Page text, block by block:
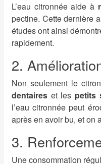
L’eau citronnée aide à
pectine. Cette dernière
études ont ainsi
rapidement.
2.
Non seulement le
dentaires et les petits
l’eau citronnée peut
après en avoir bu, et on
3.
Une consommation